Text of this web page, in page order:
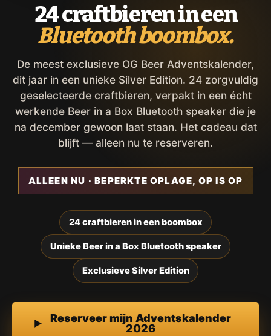
24 craftbieren in een
Bluetooth boombox.
De meest exclusieve OG Beer Adventskalender,
dit jaar in een unieke Silver Edition. 24 zorgvuldig
geselecteerde craftbieren, verpakt in een écht
werkende Beer in a Box Bluetooth speaker die je
na december gewoon laat staan. Het cadeau dat
blijft — alleen nu te reserveren.
ALLEEN NU · BEPERKTE OPLAGE, OP IS OP
24 craftbieren in een boombox
Unieke Beer in a Box Bluetooth speaker
Exclusieve Silver Edition
Reserveer mijn Adventskalender
2026